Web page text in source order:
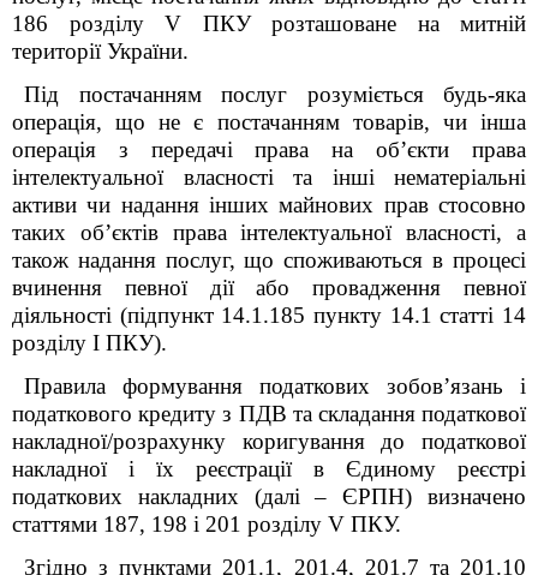
186 розділу V ПКУ розташоване на митній
території України.
Під постачанням послуг розуміється будь-яка
операція, що не є постачанням товарів, чи інша
операція з передачі права на об’єкти права
інтелектуальної власності та інші нематеріальні
активи чи надання інших майнових прав стосовно
таких об’єктів права інтелектуальної власності, а
також надання послуг, що споживаються в процесі
вчинення певної дії або провадження певної
діяльності (підпункт 14.1.185 пункту 14.1 статті 14
розділу І ПКУ).
Правила формування податкових зобов’язань і
податкового кредиту з ПДВ та складання податкової
накладної/розрахунку коригування до податкової
накладної і їх реєстрації в Єдиному реєстрі
податкових накладних (далі – ЄРПН) визначено
статтями 187, 198 і 201 розділу V ПКУ.
Згідно з пунктами 201.1, 201.4, 201.7 та 201.10